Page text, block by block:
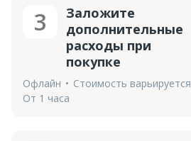
3
Заложите
дополнительные
расходы при
покупке
Офлайн
Стоимость варьируется
От 1 часа